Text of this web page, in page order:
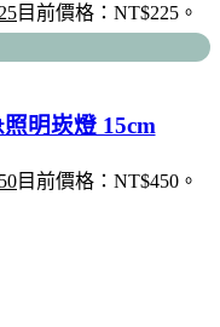
目前價格：NT$225。
明崁燈 15cm
目前價格：NT$450。